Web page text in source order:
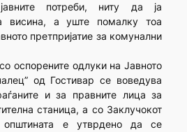
потреби, ниту да ја
висина, а уште помалку тоа
претпријатие за комунални
оспорените одлуки на Јавното
од Гостивар се воведува
и за правните лица за
станица, а со Заклучокот
е утврдено да се